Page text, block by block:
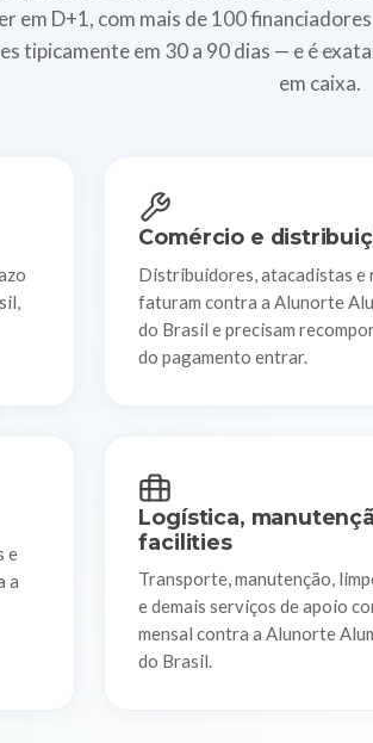
em D+1, com mais de 100
tipicamente em 30 a 90 dias — e é
em caixa.
Comércio e
Distribuidores, atacadistas e
faturam contra a Alunorte
do Brasil e precisam
do pagamento entrar.
e
a
Logística,
facilities
Transporte, manutenção,
e demais serviços de apoio
mensal contra a Alunorte
do Brasil.